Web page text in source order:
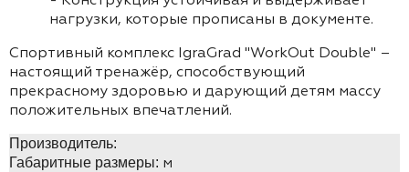
нагрузки, которые прописаны в документе.
Спортивный комплекс IgraGrad "WorkOut Double" –
настоящий тренажёр, способствующий
прекрасному здоровью и дарующий детям массу
положительных впечатлений.
Производитель:
Габаритные размеры: м